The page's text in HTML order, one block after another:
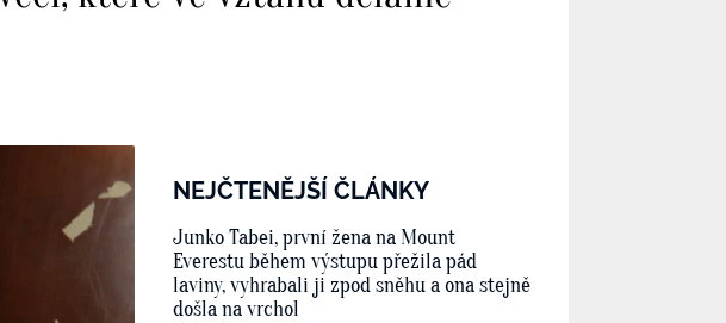
NEJČTENĚJŠÍ ČLÁNKY
Junko Tabei, první žena na Mount
Everestu během výstupu přežila pád
laviny, vyhrabali ji zpod sněhu a ona stejně
došla na vrchol